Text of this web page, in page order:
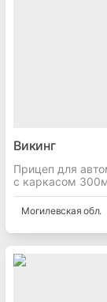
Викинг
Прицеп для
с каркасом
Могилевская обл.